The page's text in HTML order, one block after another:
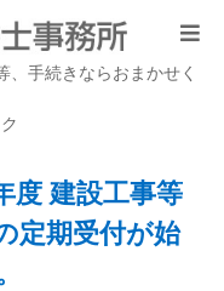
手続きならおまかせく
度 建設工事等
定期受付が始